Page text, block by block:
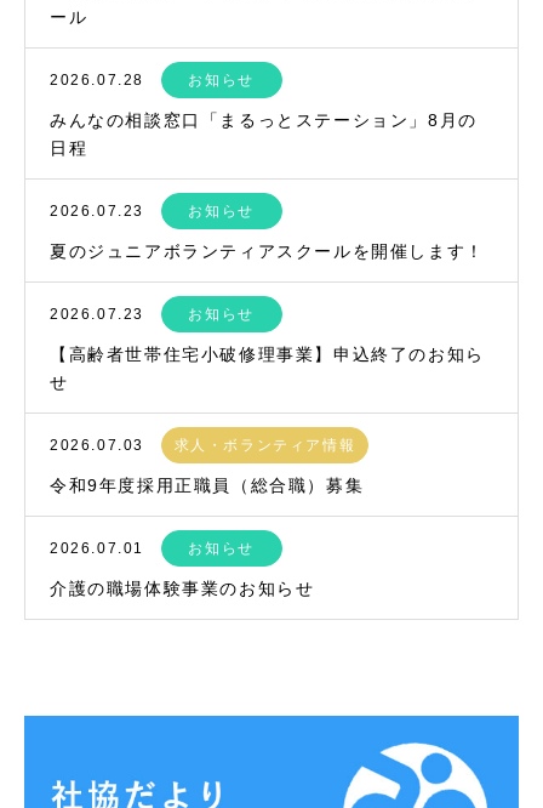
ール
2026.07.28 お知らせ
みんなの相談窓口「まるっとステーション」8月の
日程
2026.07.23 お知らせ
夏のジュニアボランティアスクールを開催します！
2026.07.23 お知らせ
【高齢者世帯住宅小破修理事業】申込終了のお知ら
せ
2026.07.03 求人・ボランティア情報
令和9年度採用正職員（総合職）募集
2026.07.01 お知らせ
介護の職場体験事業のお知らせ